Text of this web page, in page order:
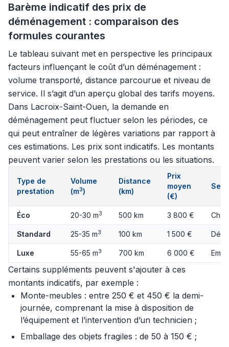
Barème indicatif des prix de
déménagement : comparaison des
formules courantes
Le tableau suivant met en perspective les principaux
facteurs influençant le coût d’un déménagement :
volume transporté, distance parcourue et niveau de
service. Il s’agit d’un aperçu global des tarifs moyens.
Dans Lacroix-Saint-Ouen, la demande en
déménagement peut fluctuer selon les périodes, ce
qui peut entraîner de légères variations par rapport à
ces estimations. Les prix sont indicatifs. Les montants
peuvent varier selon les prestations ou les situations.
Type de
prestation
Volume
(m3)
Distance
(km)
Prix
moyen
(€)
Éco 20-30 m3 500 km 3 800 €
Standard 25-35 m3 100 km 1 500 €
Luxe 55-65 m3 700 km 6 000 €
Certains suppléments peuvent s'ajouter à ces
montants indicatifs, par exemple :
Monte-meubles : entre 250 € et 450 € la demi-
journée, comprenant la mise à disposition de
l’équipement et l’intervention d’un technicien ;
Emballage des objets fragiles : de 50 à 150 € ;